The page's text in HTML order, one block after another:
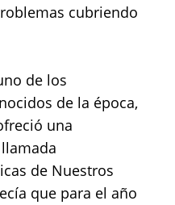
cubriendo
de los
de la época,
una
de Nuestros
que para el año